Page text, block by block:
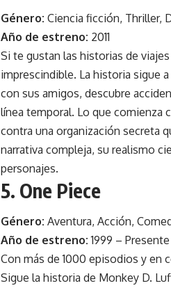
Género: Ciencia ficción, Thriller,
Año de estreno: 2011
Si te gustan las historias de
imprescindible. La historia sigue
con sus amigos, descubre
línea temporal. Lo que comienza
contra una organización secreta
narrativa compleja, su realismo
personajes.
5. One Piece
Género: Aventura, Acción,
Año de estreno: 1999 – Presente
Con más de 1000 episodios y en
Sigue la historia de Monkey D.